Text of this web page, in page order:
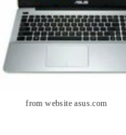
from website asus.com